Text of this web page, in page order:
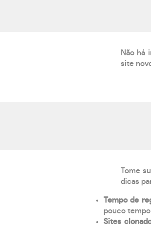
Não há
site
Tome
dicas
Tempo de
pouco
Sites